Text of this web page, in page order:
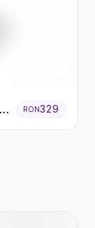
RON329